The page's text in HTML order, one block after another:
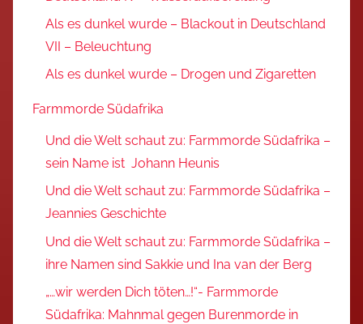
Als es dunkel wurde – Blackout in Deutschland
VII – Beleuchtung
Als es dunkel wurde – Drogen und Zigaretten
Farmmorde Südafrika
Und die Welt schaut zu: Farmmorde Südafrika –
sein Name ist Johann Heunis
Und die Welt schaut zu: Farmmorde Südafrika –
Jeannies Geschichte
Und die Welt schaut zu: Farmmorde Südafrika –
ihre Namen sind Sakkie und Ina van der Berg
„…wir werden Dich töten…!“- Farmmorde
Südafrika: Mahnmal gegen Burenmorde in